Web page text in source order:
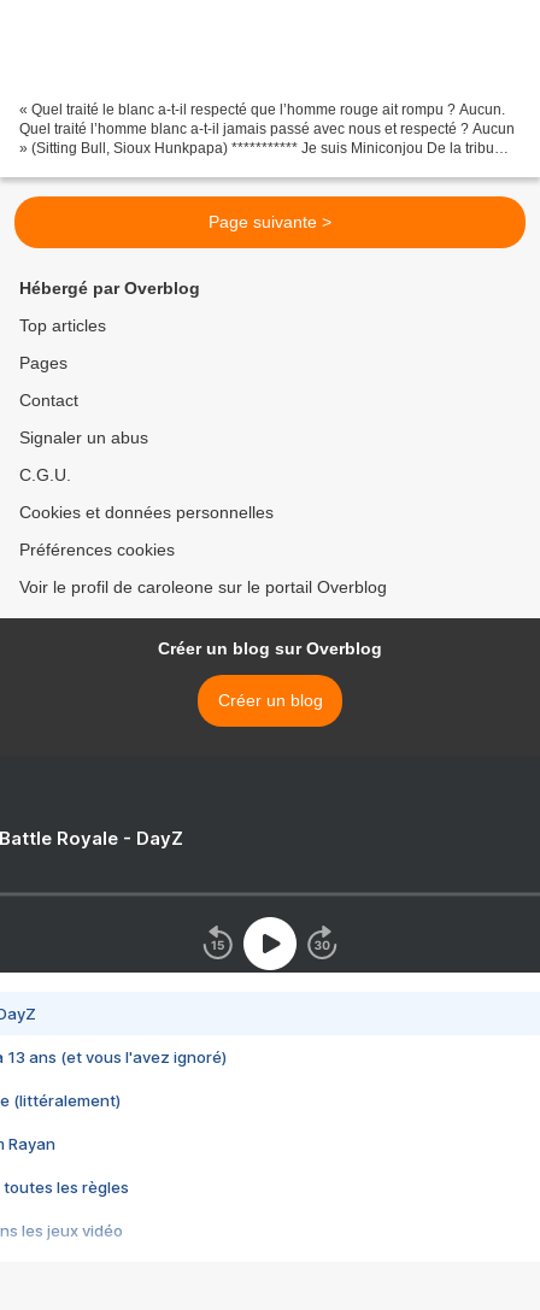
« Quel traité le blanc a-t-il respecté que l’homme rouge ait rompu ? Aucun.
Quel traité l’homme blanc a-t-il jamais passé avec nous et respecté ? Aucun
» (Sitting Bull, Sioux Hunkpapa) *********** Je suis Miniconjou De la tribu
Page suivante >
Hébergé par Overblog
Top articles
Pages
Contact
Signaler un abus
C.G.U.
Cookies et données personnelles
Préférences cookies
Voir le profil de caroleone sur le portail Overblog
Créer un blog sur Overblog
Créer un blog
Royale - DayZ
13 ans (et vous l'avez ignoré)
(littéralement)
Rayan
toutes les règles
les jeux vidéo